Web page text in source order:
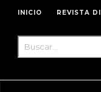
INICIO REVISTA